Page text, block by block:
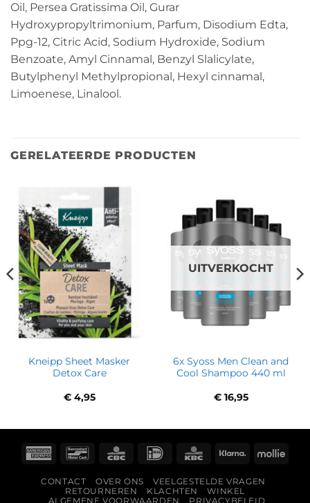
Oil, Persea Gratissima Oil, Gurar
Hydroxypropyltrimonium, Parfum, Disodium Edta,
Ppg-12, Citric Acid, Sodium Hydroxide, Sodium
Benzoate, Amyl Cinnamal, Benzyl Slalicylate,
Butylphenyl Methylpropional, Hexyl cinnamal,
Limoenese, Linalool.
GERELATEERDE PRODUCTEN
Kneipp Sheet Masker
Detox Care
€4,95
UITVERKOCHT
6x Syoss Men Clean and
Cool Shampoo 440 ml
€16,95
American BancontactCBC IDeal KBC Klarna
CONTACT OVER ONS
VEELGESTELDE VRAGEN
RETOURNEREN
KLACHTEN
WINKEL
ALGEMENE VOORWAARDEN
PRIVACYBELEID